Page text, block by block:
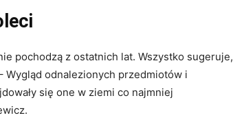
pochodzą z ostatnich lat. Wszystko sugeruje,
Wygląd odnalezionych przedmiotów i
się one w ziemi co najmniej